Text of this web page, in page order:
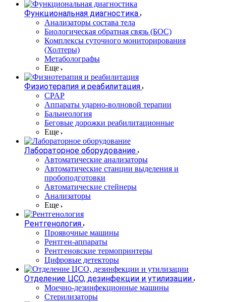
Функциональная диагностика
Анализаторы состава тела
Биологическая обратная связь (БОС)
Комплексы суточного мониторирования
(Холтеры)
Метаболографы
Еще
Физиотерапия и реабилитация
CPAP
Аппараты ударно-волновой терапии
Бальнеология
Беговые дорожки реабилитационные
Еще
Лабораторное оборудование
Автоматические анализаторы
Автоматические станции выделения и
пробоподготовки
Автоматические стейнеры
Анализаторы
Еще
Рентгенология
Проявочные машины
Рентген-аппараты
Рентгеновские термопринтеры
Цифровые детекторы
Отделение ЦСО, дезинфекции и утилизации
Моечно-дезинфекционные машины
Стерилизаторы